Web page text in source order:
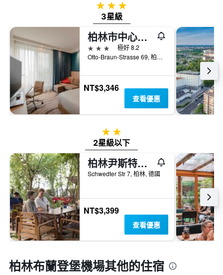
3星級
3星級
柏林市中心亞歷山大廣場希爾頓漢普頓酒店
3星級
極好 8.2
Otto-Braun-Strasse 69, 柏林, 德國
NT$3,346
查看優惠
2星級
2星級以下
柏林尹斯特塞翁青年旅舍 - 柏林
Schwedter Str 7, 柏林, 德國
NT$3,399
查看優惠
柏林布蘭登堡機場​其他的住宿